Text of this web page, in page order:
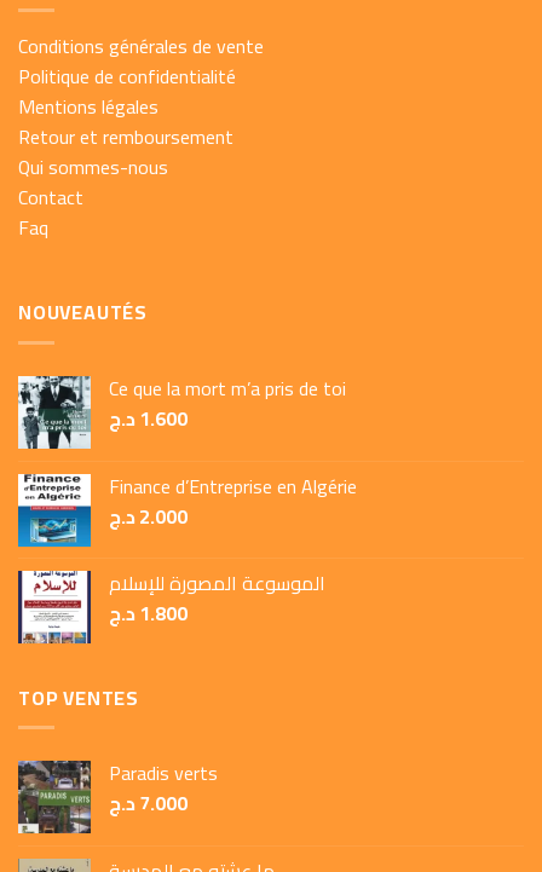
Conditions générales de vente
Politique de confidentialité
Mentions légales
Retour et remboursement
Qui sommes-nous
Contact
Faq
NOUVEAUTÉS
Ce que la mort m’a pris de toi
1.600د.ج
Finance d’Entreprise en Algérie
2.000د.ج
الموسوعة المصورة للإسلام
1.800د.ج
TOP VENTES
Paradis verts
7.000د.ج